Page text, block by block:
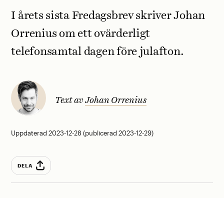
I årets sista Fredagsbrev skriver Johan
Orrenius om ett ovärderligt
telefonsamtal dagen före julafton.
Text avJohan Orrenius
Uppdaterad 2023-12-28 (publicerad 2023-12-29)
DELA